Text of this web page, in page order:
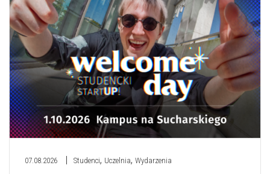
07.08.2026 Studenci, Uczelnia, Wydarzenia